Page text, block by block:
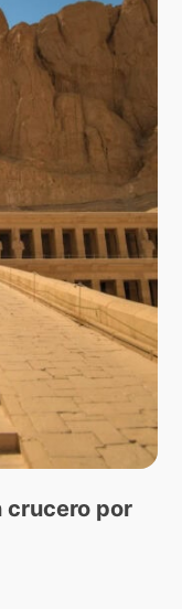
crucero por